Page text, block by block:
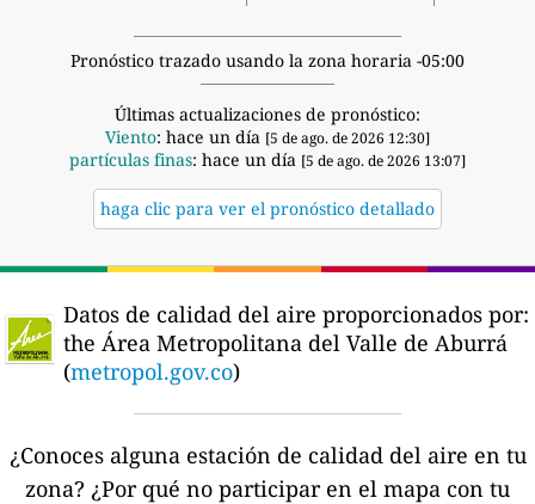
Pronóstico trazado usando la zona horaria -05:00
Últimas actualizaciones de pronóstico:
Viento: hace un día [5 de ago. de 2026 12:30]
partículas finas: hace un día [5 de ago. de 2026 13:07]
haga clic para ver el pronóstico detallado
Datos de calidad del aire proporcionados por:
the Área Metropolitana del Valle de Aburrá
(metropol.gov.co)
¿Conoces alguna estación de calidad del aire en tu
zona? ¿Por qué no participar en el mapa con tu